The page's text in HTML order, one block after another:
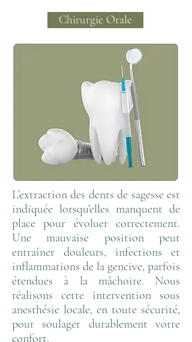
Chirurgie Orale
L’extraction des dents de sagesse est
indiquée lorsqu’elles manquent de
place pour évoluer correctement.
Une mauvaise position peut
entraîner douleurs, infections et
inflammations de la gencive, parfois
étendues à la mâchoire. Nous
réalisons cette intervention sous
anesthésie locale, en toute sécurité,
pour soulager durablement votre
confort.